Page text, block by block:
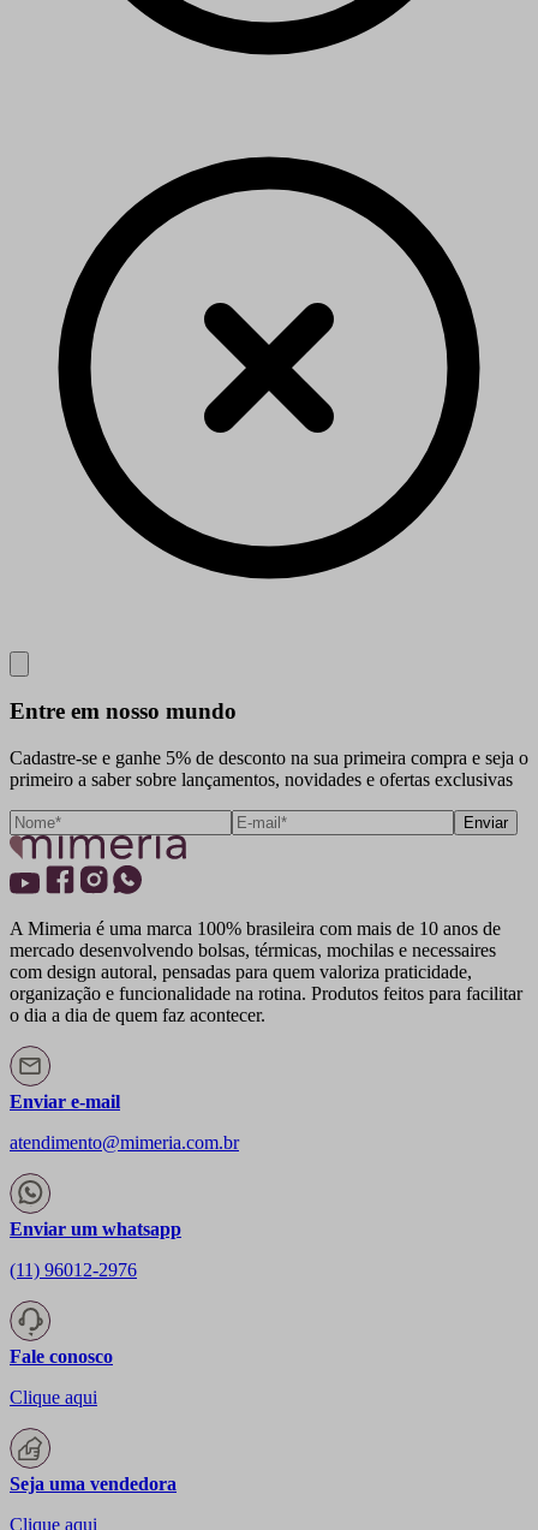
Entre em nosso mundo
Cadastre-se e ganhe 5% de desconto na sua primeira compra e seja o
primeiro a saber sobre lançamentos, novidades e ofertas exclusivas
Enviar
A Mimeria é uma marca 100% brasileira com mais de 10 anos de
mercado desenvolvendo bolsas, térmicas, mochilas e necessaires
com design autoral, pensadas para quem valoriza praticidade,
organização e funcionalidade na rotina. Produtos feitos para facilitar
o dia a dia de quem faz acontecer.
Enviar e-mail
atendimento@mimeria.com.br
Enviar um whatsapp
(11) 96012-2976
Fale conosco
Clique aqui
Seja uma vendedora
Clique aqui